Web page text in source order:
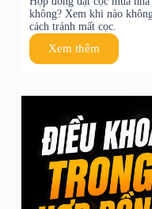
không? Xem khi nào
cách tránh mất cọc.
Xem thêm